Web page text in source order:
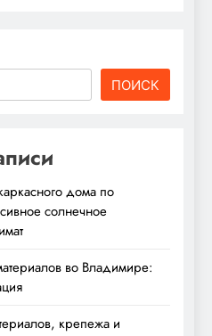
ПОИСК
дома по
солнечное
во Владимире:
крепежа и